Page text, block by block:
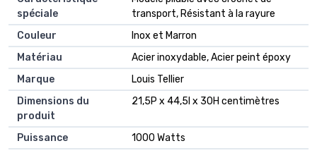
spéciale
transport, Résistant à la rayure
Couleur
Inox et Marron
Matériau
Acier inoxydable, Acier peint époxy
Marque
Louis Tellier
Dimensions du
produit
21,5P x 44,5l x 30H centimètres
Puissance
1000 Watts